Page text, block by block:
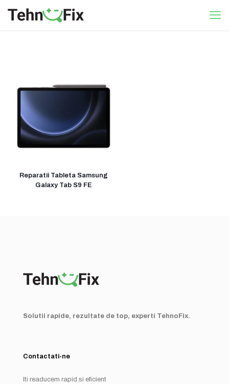
Reparatii Tableta Samsung
Galaxy Tab S9 FE
Solutii rapide, rezultate de top, experti TehnoFix.
Contactati-ne
Iti readucem rapid si eficient